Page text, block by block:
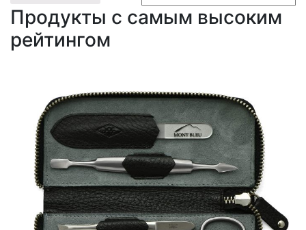
Продукты с самым высоким
рейтингом